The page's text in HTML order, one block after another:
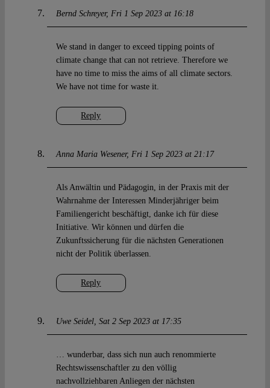
Bernd Schreyer Fri 1 Sep 2023 at 16:18
Reply
We stand in danger to exceed tipping points of
climate change that can not retrieve. Therefore we
have no time to miss the aims of all climate sectors.
We have not time for waste it.
Anna Maria Wesener Fri 1 Sep 2023 at 21:17
Reply
Als Anwältin und Pädagogin, in der Praxis mit der
Wahrnahme der Interessen Minderjähriger beim
Familiengericht beschäftigt, danke ich für diese
Initiative. Wir können und dürfen die
Zukunftssicherung für die nächsten Generationen
nicht der Politik überlassen.
Uwe Seidel Sat 2 Sep 2023 at 17:35
… wunderbar, dass sich nun auch renommierte
Rechtswissenschaftler zu den völlig
nachvollziehbaren Anliegen der nächsten